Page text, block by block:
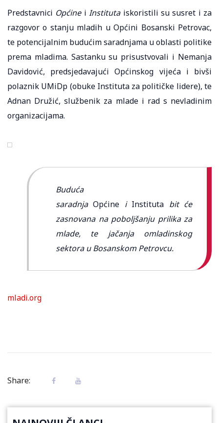
Predstavnici OpćineiInstitutaiskoristili su susret i za
razgovor o stanju mladih u Općini Bosanski Petrovac,
te potencijalnim budućim saradnjama u oblasti politike
prema mladima. Sastanku su prisustvovali i Nemanja
Davidović, predsjedavajući Općinskog vijeća i bivši
polaznik UMiDp (obuke Instituta za političke lidere), te
Adnan Družić, službenik za mlade i rad s nevladinim
organizacijama.
Buduća
saradnjaOpćine iInstituta bit će
zasnovana na poboljšanju prilika za
mlade, te jačanja omladinskog
sektora u Bosanskom Petrovcu.
mladi.org
Share: